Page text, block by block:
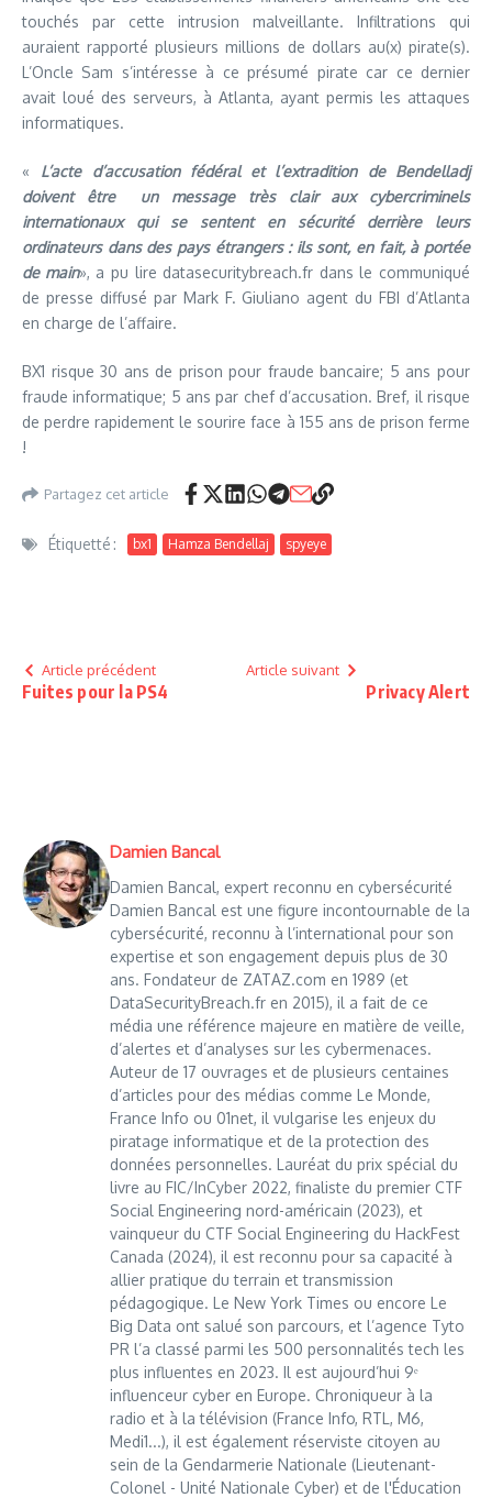
touchés par cette intrusion malveillante. Infiltrations qui
auraient rapporté plusieurs millions de dollars au(x) pirate(s).
L’Oncle Sam s’intéresse à ce présumé pirate car ce dernier
avait loué des serveurs, à Atlanta, ayant permis les attaques
informatiques.
« L’acte d’accusation fédéral et l’extradition de Bendelladj
doivent être un message très clair aux cybercriminels
internationaux qui se sentent en sécurité derrière leurs
ordinateurs dans des pays étrangers : ils sont, en fait, à portée
de main», a pu lire datasecuritybreach.fr dans le communiqué
de presse diffusé par Mark F. Giuliano agent du FBI d’Atlanta
en charge de l’affaire.
BX1 risque 30 ans de prison pour fraude bancaire; 5 ans pour
fraude informatique; 5 ans par chef d’accusation. Bref, il risque
de perdre rapidement le sourire face à 155 ans de prison ferme
!
Partagez cet article
Étiquetté : bx1 Hamza Bendellaj spyeye
Article précédent
Fuites pour la PS4
Article suivant
Privacy Alert
Damien Bancal
Damien Bancal, expert reconnu en cybersécurité
Damien Bancal est une figure incontournable de la
cybersécurité, reconnu à l’international pour son
expertise et son engagement depuis plus de 30
ans. Fondateur de ZATAZ.com en 1989 (et
DataSecurityBreach.fr en 2015), il a fait de ce
média une référence majeure en matière de veille,
d’alertes et d’analyses sur les cybermenaces.
Auteur de 17 ouvrages et de plusieurs centaines
d’articles pour des médias comme Le Monde,
France Info ou 01net, il vulgarise les enjeux du
piratage informatique et de la protection des
données personnelles. Lauréat du prix spécial du
livre au FIC/InCyber 2022, finaliste du premier CTF
Social Engineering nord-américain (2023), et
vainqueur du CTF Social Engineering du HackFest
Canada (2024), il est reconnu pour sa capacité à
allier pratique du terrain et transmission
pédagogique. Le New York Times ou encore Le
Big Data ont salué son parcours, et l’agence Tyto
PR l’a classé parmi les 500 personnalités tech les
plus influentes en 2023. Il est aujourd’hui 9ᵉ
influenceur cyber en Europe. Chroniqueur à la
radio et à la télévision (France Info, RTL, M6,
Medi1...), il est également réserviste citoyen au
sein de la Gendarmerie Nationale (Lieutenant-
Colonel - Unité Nationale Cyber) et de l'Éducation